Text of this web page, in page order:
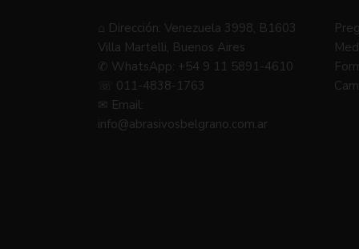
⌂ Dirección: Venezuela 3998, B1603
Villa Martelli, Buenos Aires
✆ WhatsApp: +54 9 11 5891-4610
☏ 011-4838-1763
✉ Email:
info@abrasivosbelgrano.com.ar